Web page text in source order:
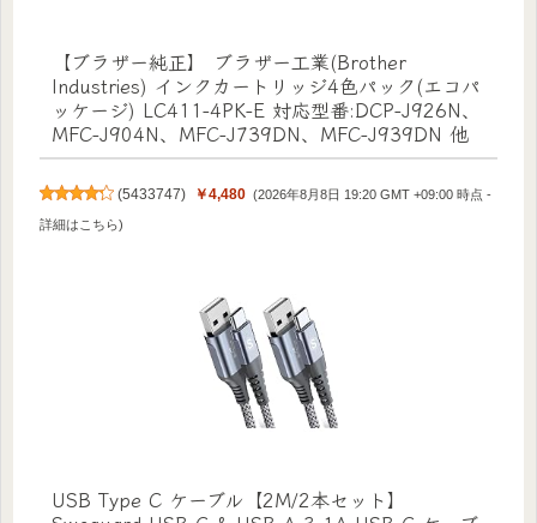
【ブラザー純正】 ブラザー工業(Brother
Industries) インクカートリッジ4色パック(エコパ
ッケージ) LC411-4PK-E 対応型番:DCP-J926N、
MFC-J904N、MFC-J739DN、MFC-J939DN 他
(5433747) ￥4,480 (2026年8月8日 19:20 GMT +09:00 時点 -
詳細はこちら)
USB Type C ケーブル【2M/2本セット】